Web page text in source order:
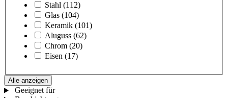
Stahl (112)
Glas (104)
Keramik (101)
Aluguss (62)
Chrom (20)
Eisen (17)
Alle anzeigen
Geeignet für